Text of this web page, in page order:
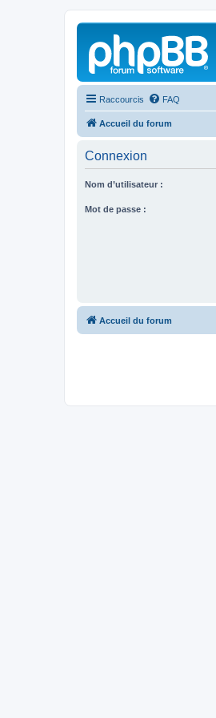
Raccourcis FAQ
Accueil du forum
Connexion
Nom d’utilisateur :
Mot de passe :
Accueil du forum